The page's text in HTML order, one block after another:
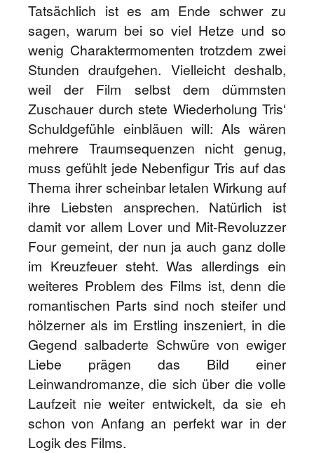
Tatsächlich ist es am Ende schwer zu
sagen, warum bei so viel Hetze und so
wenig Charaktermomenten trotzdem zwei
Stunden draufgehen. Vielleicht deshalb,
weil der Film selbst dem dümmsten
Zuschauer durch stete Wiederholung Tris‘
Schuldgefühle einbläuen will: Als wären
mehrere Traumsequenzen nicht genug,
muss gefühlt jede Nebenfigur Tris auf das
Thema ihrer scheinbar letalen Wirkung auf
ihre Liebsten ansprechen. Natürlich ist
damit vor allem Lover und Mit-Revoluzzer
Four gemeint, der nun ja auch ganz dolle
im Kreuzfeuer steht. Was allerdings ein
weiteres Problem des Films ist, denn die
romantischen Parts sind noch steifer und
hölzerner als im Erstling inszeniert, in die
Gegend salbaderte Schwüre von ewiger
Liebe prägen das Bild einer
Leinwandromanze, die sich über die volle
Laufzeit nie weiter entwickelt, da sie eh
schon von Anfang an perfekt war in der
Logik des Films.